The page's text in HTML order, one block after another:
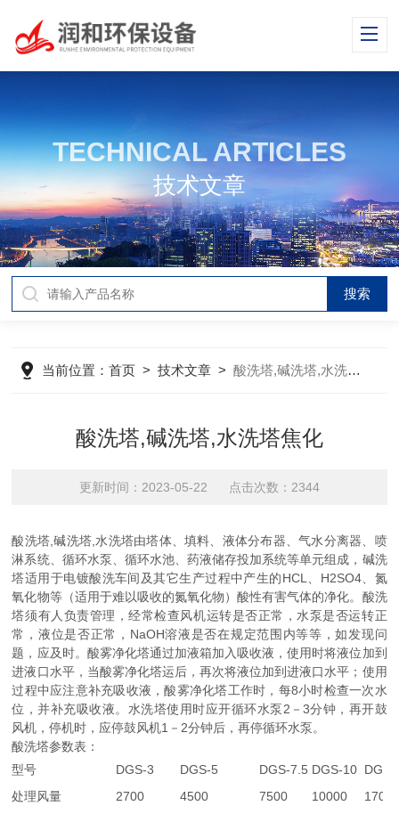
TECHNICAL ARTICLES
技术文章
当前位置：首页 >技术文章 >酸洗塔,碱洗塔,水洗塔焦化
酸洗塔,碱洗塔,水洗塔焦化
更新时间：2023-05-22 点击次数：2344
酸洗塔,碱洗塔,水洗塔由塔体、填料、液体分布器、气水分离器、喷
淋系统、循环水泵、循环水池、药液储存投加系统等单元组成，碱洗
塔适用于电镀酸洗车间及其它生产过程中产生的HCL、H2SO4、氮
氧化物等（适用于难以吸收的氮氧化物）酸性有害气体的净化。酸洗
塔须有人负责管理，经常检查风机运转是否正常，水泵是否运转正
常，液位是否正常，NaOH溶液是否在规定范围内等等，如发现问
题，应及时。酸雾净化塔通过加液箱加入吸收液，使用时将液位加到
进液口水平，当酸雾净化塔运后，再次将液位加到进液口水平；使用
过程中应注意补充吸收液，酸雾净化塔工作时，每8小时检查一次水
位，并补充吸收液。水洗塔使用时应开循环水泵2－3分钟，再开鼓
风机，停机时，应停鼓风机1－2分钟后，再停循环水泵。
酸洗塔参数表：
型号
DGS-3 DGS-5 DGS-7.5 DGS-10 DGS-
处理风量
2700 4500 7500 10000